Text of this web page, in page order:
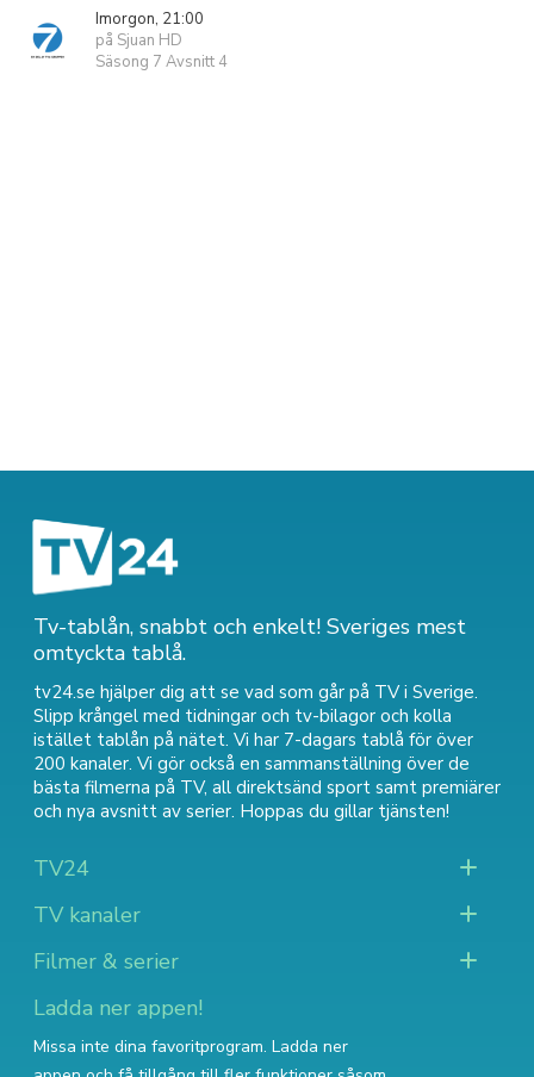
Imorgon, 21:00
på Sjuan HD
Säsong 7 Avsnitt 4
Tv-tablån, snabbt och enkelt! Sveriges mest
omtyckta tablå.
tv24.se hjälper dig att se vad som går på TV i Sverige.
Slipp krångel med tidningar och tv-bilagor och kolla
istället tablån på nätet. Vi har 7-dagars tablå för över
200 kanaler. Vi gör också en sammanställning över de
bästa filmerna på TV, all direktsänd sport samt premiärer
och nya avsnitt av serier. Hoppas du gillar tjänsten!
TV24
TV kanaler
Filmer & serier
Ladda ner appen!
Missa inte dina favoritprogram. Ladda ner